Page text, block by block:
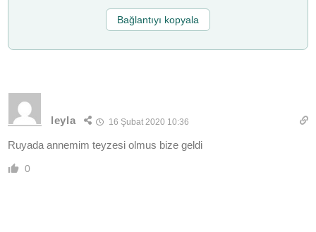
Bağlantıyı kopyala
leyla 16 Şubat 2020 10:36
Ruyada annemim teyzesi olmus bize geldi
0